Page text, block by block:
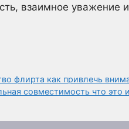
взаимное уважение
флирта как привлечь
совместимость что это